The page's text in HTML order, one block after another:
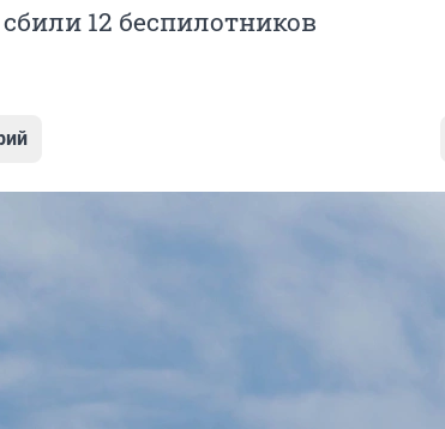
12 беспилотников